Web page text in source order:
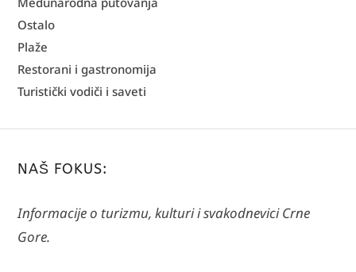
Ostalo
Plaže
Restorani i gastronomija
Turistički vodiči i saveti
NAŠ FOKUS:
Informacije o turizmu, kulturi i svakodnevici Crne
Gore.